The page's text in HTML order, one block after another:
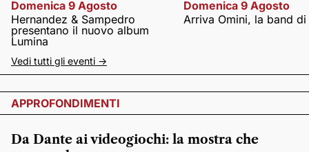
Domenica 9 Agosto
Hernandez & Sampedro
presentano il nuovo album
Lumina
Domenica 9 Agosto
Arriva Omini, la band
Vedi tutti gli eventi ->
APPROFONDIMENTI
Da Dante ai videogiochi: la mostra che